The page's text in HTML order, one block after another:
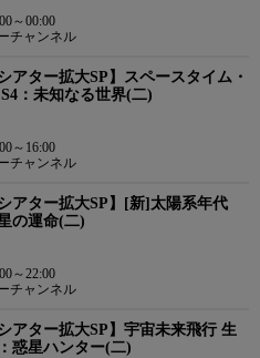
～00:00
チャンネル
アター拡大SP】スペースタイム・
：未知なる世界(二)
～16:00
チャンネル
アター拡大SP】[新]太陽系年代
の運命(二)
～22:00
チャンネル
アター拡大SP】宇宙未来飛行 生
惑星ハンター(二)